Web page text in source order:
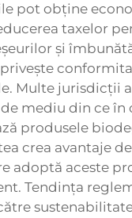
pot obține
taxelor
și
Multe jurisdicții
mediu din ce în
produsele
crea avantaje
adoptă aceste
Tendința